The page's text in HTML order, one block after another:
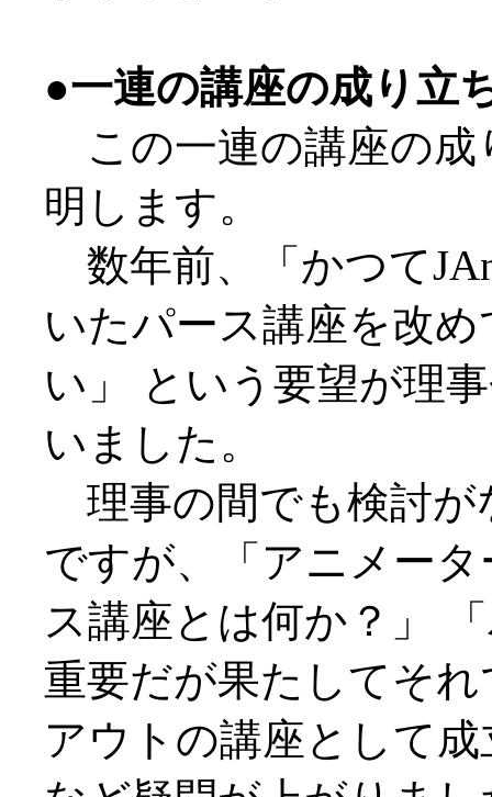
●一連の講座の成り立
この一連の講座の成
明します。
数年前、「かつて
いたパース講座を改
い」 という要望が理
いました。
理事の間でも検討が
ですが、「アニメー
ス講座とは何か？」
重要だが果たしてそ
アウトの講座として